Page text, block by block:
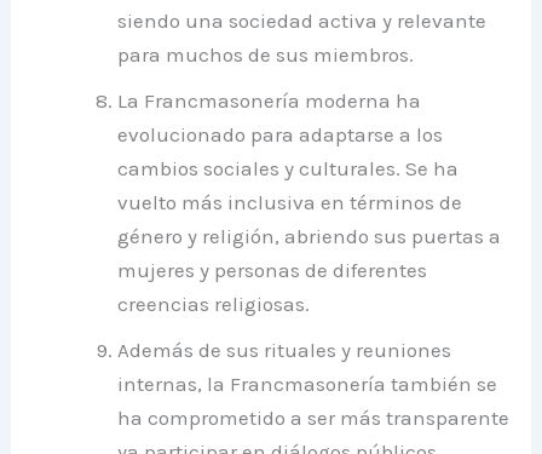
siendo una sociedad activa y relevante
para muchos de sus miembros.
La Francmasonería moderna ha
evolucionado para adaptarse a los
cambios sociales y culturales. Se ha
vuelto más inclusiva en términos de
género y religión, abriendo sus puertas a
mujeres y personas de diferentes
creencias religiosas.
Además de sus rituales y reuniones
internas, la Francmasonería también se
ha comprometido a ser más transparente